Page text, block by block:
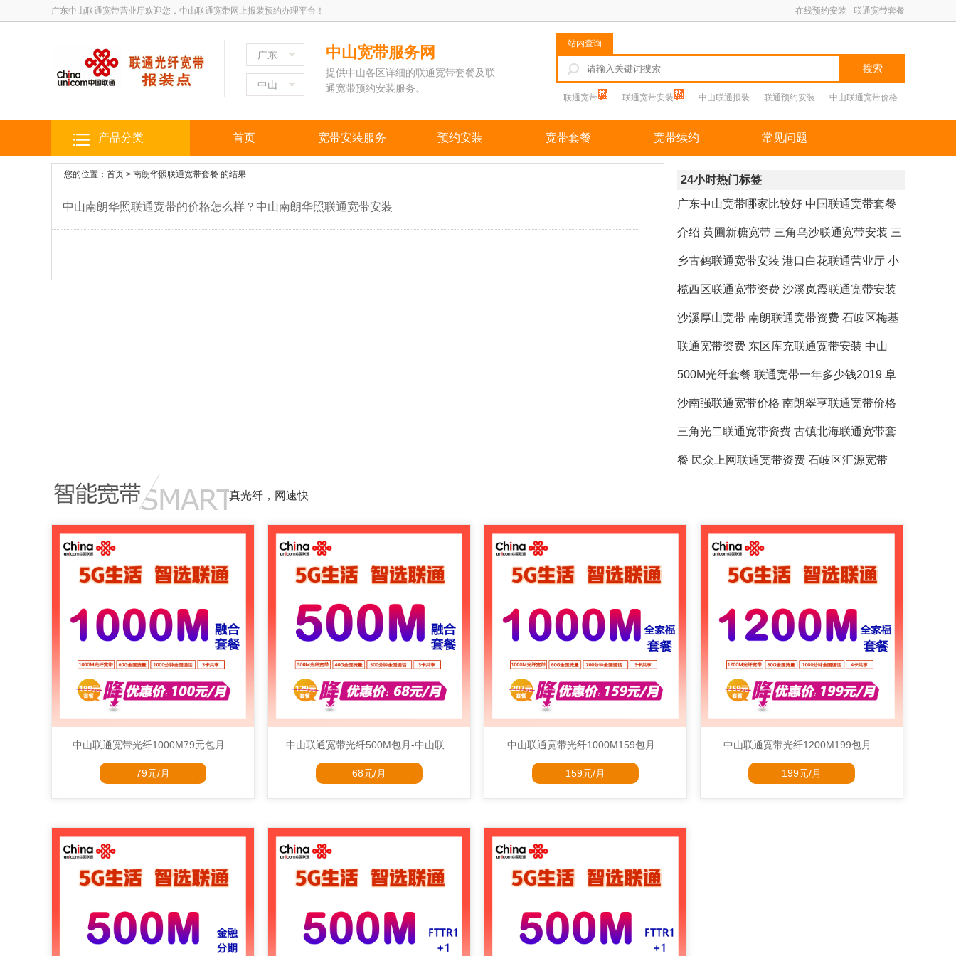
广东中山联通宽带营业厅欢迎您，中山联通宽带网上报装预约办理平台！ 联通宽带套餐
在线预约安装
广东
中山
中山宽带服务网
提供中山各区详细的联通宽带套餐及联
通宽带预约安装服务。
站内查询
搜索
联通宽带 联通宽带安装 中山联通报装 联通预约安装 中山联通宽带价格
产品分类 首页 宽带安装服务 预约安装 宽带套餐 宽带续约 常见问题
您的位置：首页 >南朗华照联通宽带套餐 的结果
中山南朗华照联通宽带的价格怎么样？中山南朗华照联通宽带安装
24小时热门标签
广东中山宽带哪家比较好 中国联通宽带套餐
介绍 黄圃新糖宽带 三角乌沙联通宽带安装 三
乡古鹤联通宽带安装 港口白花联通营业厅 小
榄西区联通宽带资费 沙溪岚霞联通宽带安装
沙溪厚山宽带 南朗联通宽带资费 石岐区梅基
联通宽带资费 东区库充联通宽带安装 中山
500M光纤套餐 联通宽带一年多少钱2019 阜
沙南强联通宽带价格 南朗翠亨联通宽带价格
三角光二联通宽带资费 古镇北海联通宽带套
餐 民众上网联通宽带资费 石岐区汇源宽带
真光纤，网速快
中山联通宽带光纤1000M79元包月...
79元/月
中山联通宽带光纤500M包月-中山联...
68元/月
中山联通宽带光纤1000M159包月...
159元/月
中山联通宽带光纤1200M199包月...
199元/月